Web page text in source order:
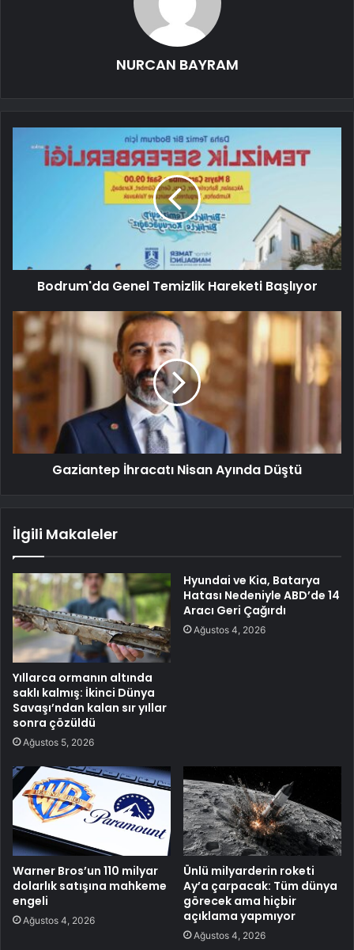
NURCAN BAYRAM
Bodrum'da Genel Temizlik Hareketi Başlıyor
Gaziantep İhracatı Nisan Ayında Düştü
İlgili Makaleler
Yıllarca ormanın altında
saklı kalmış: İkinci Dünya
Savaşı’ndan kalan sır yıllar
sonra çözüldü
Ağustos 5, 2026
Hyundai ve Kia, Batarya
Hatası Nedeniyle ABD’de 14
Aracı Geri Çağırdı
Ağustos 4, 2026
Warner Bros’un 110 milyar
dolarlık satışına mahkeme
engeli
Ağustos 4, 2026
Ünlü milyarderin roketi
Ay’a çarpacak: Tüm dünya
görecek ama hiçbir
açıklama yapmıyor
Ağustos 4, 2026